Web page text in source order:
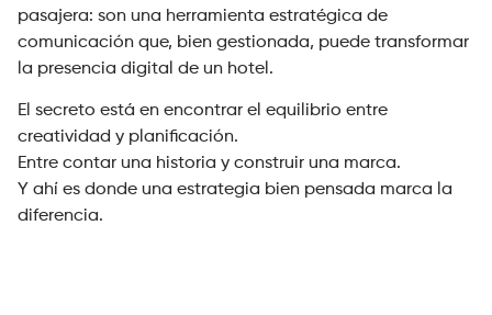
pasajera: son una herramienta estratégica de
comunicación que, bien gestionada, puede transformar
la presencia digital de un hotel.
El secreto está en encontrar el equilibrio entre
creatividad y planificación.
Entre contar una historia y construir una marca.
Y ahí es donde una estrategia bien pensada marca la
diferencia.